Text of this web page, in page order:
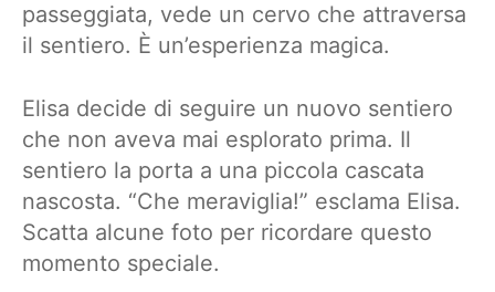
passeggiata, vede un cervo che attraversa
il sentiero. È un’esperienza magica.
Elisa decide di seguire un nuovo sentiero
che non aveva mai esplorato prima. Il
sentiero la porta a una piccola cascata
nascosta. “Che meraviglia!” esclama Elisa.
Scatta alcune foto per ricordare questo
momento speciale.